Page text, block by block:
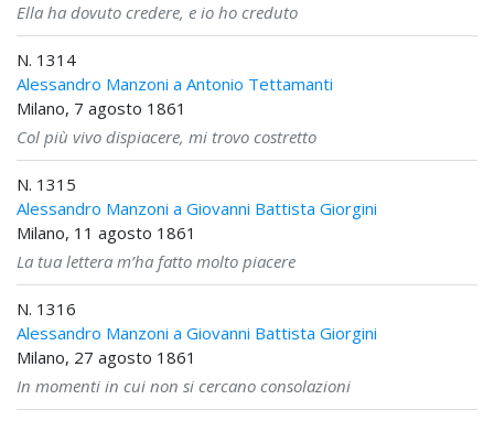
Ella ha dovuto credere, e io ho creduto
N. 1314
Alessandro Manzoni a Antonio Tettamanti
Milano, 7 agosto 1861
Col più vivo dispiacere, mi trovo costretto
N. 1315
Alessandro Manzoni a Giovanni Battista Giorgini
Milano, 11 agosto 1861
La tua lettera m’ha fatto molto piacere
N. 1316
Alessandro Manzoni a Giovanni Battista Giorgini
Milano, 27 agosto 1861
In momenti in cui non si cercano consolazioni